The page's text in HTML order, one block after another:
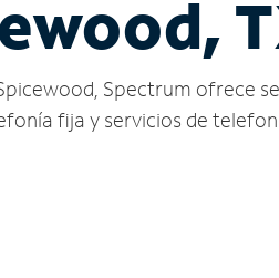
Spectrum ofrece
fija y servicios de